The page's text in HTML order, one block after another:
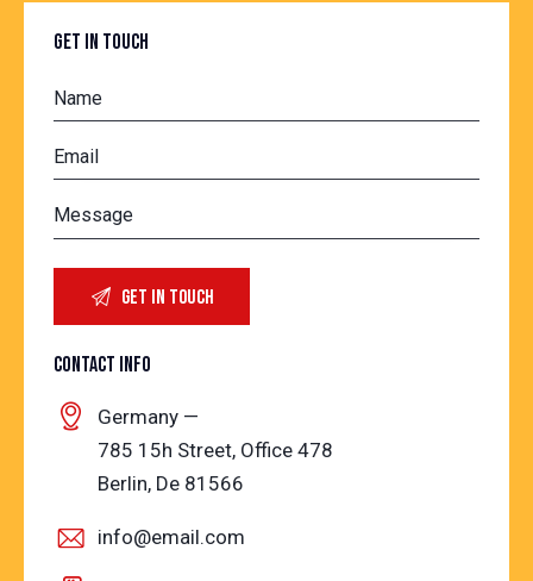
GET IN TOUCH
CONTACT INFO
Germany —
785 15h Street, Office 478
Berlin, De 81566
info@email.com